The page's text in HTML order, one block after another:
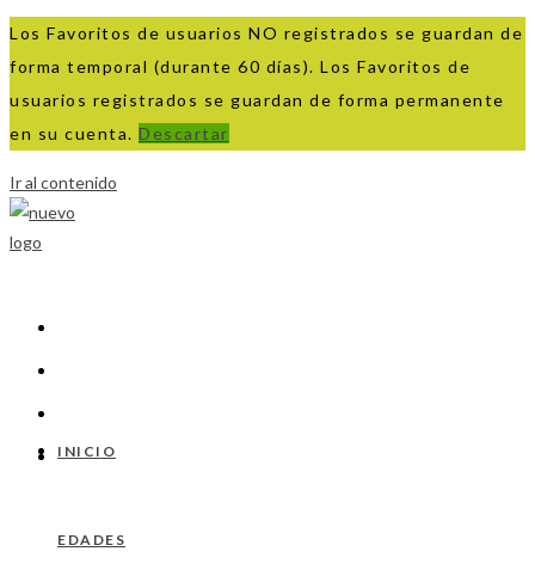
Los Favoritos de usuarios NO registrados se guardan de
forma temporal (durante 60 días). Los Favoritos de
usuarios registrados se guardan de forma permanente
en su cuenta. Descartar
Ir al contenido
INICIO
EDADES